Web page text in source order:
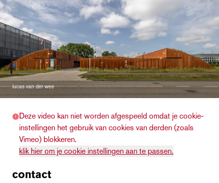
lucas van der wee
Deze video kan niet worden afgespeeld omdat je cookie-
instellingen het gebruik van cookies van derden (zoals
Vimeo) blokkeren.
klik hier om je cookie instellingen aan te passen.
contact